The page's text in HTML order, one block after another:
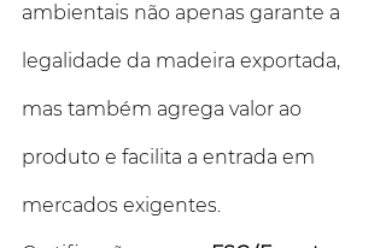
ambientais não apenas garante a
legalidade da madeira exportada,
mas também agrega valor ao
produto e facilita a entrada em
mercados exigentes.